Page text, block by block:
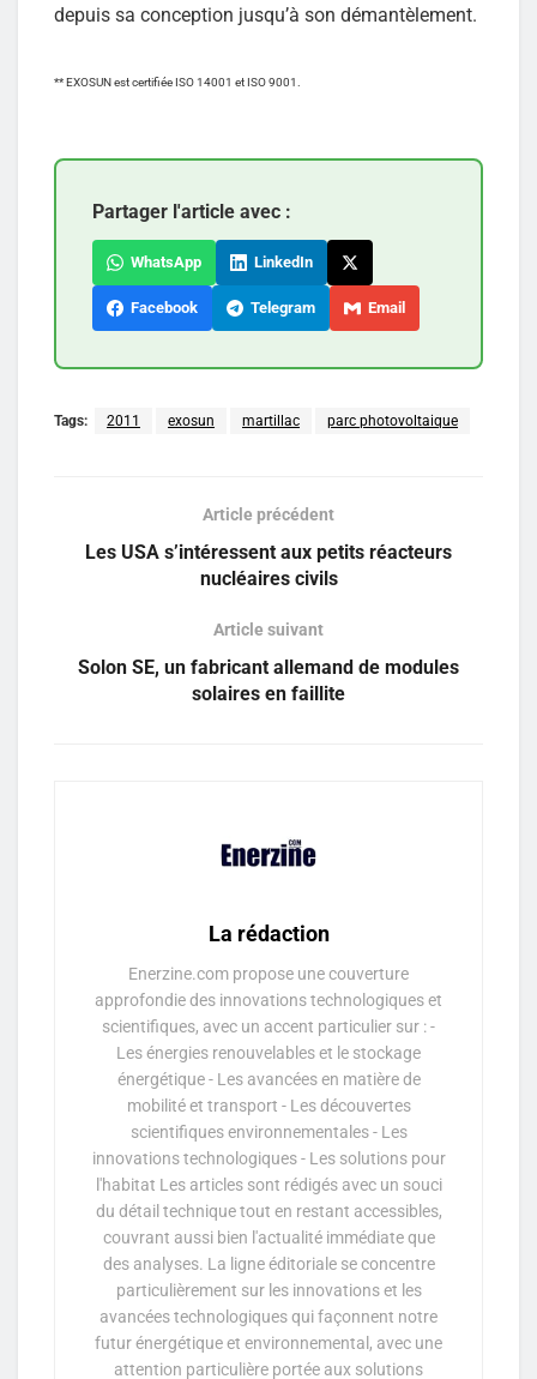
depuis sa conception jusqu’à son démantèlement.
** EXOSUN est certifiée ISO 14001 et ISO 9001.
Partager l'article avec :
WhatsApp LinkedIn
Facebook Telegram Email
Tags: 2011 exosun martillac parc photovoltaique
Article précédent
Les USA s’intéressent aux petits réacteurs
nucléaires civils
Article suivant
Solon SE, un fabricant allemand de modules
solaires en faillite
La rédaction
Enerzine.com propose une couverture
approfondie des innovations technologiques et
scientifiques, avec un accent particulier sur : -
Les énergies renouvelables et le stockage
énergétique - Les avancées en matière de
mobilité et transport - Les découvertes
scientifiques environnementales - Les
innovations technologiques - Les solutions pour
l'habitat Les articles sont rédigés avec un souci
du détail technique tout en restant accessibles,
couvrant aussi bien l'actualité immédiate que
des analyses. La ligne éditoriale se concentre
particulièrement sur les innovations et les
avancées technologiques qui façonnent notre
futur énergétique et environnemental, avec une
attention particulière portée aux solutions